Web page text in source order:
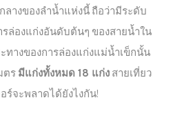
ลางของลำน้ำแห่งนี้ ถือว่ามีระดับ
รล่องแก่งอันดับต้นๆ ของสายน้ำใน
ทางของการล่องแก่งแม่น้ำเข็กนั้น
ตร มีแก่งทั้งหมด 18 แก่งสายเที่ยว
ร์จะพลาดได้ยังไงกัน!